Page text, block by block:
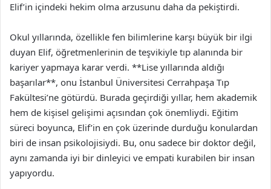
Elif’in içindeki hekim olma arzusunu daha da pekiştirdi.
Okul yıllarında, özellikle fen bilimlerine karşı büyük bir ilgi
duyan Elif, öğretmenlerinin de teşvikiyle tıp alanında bir
kariyer yapmaya karar verdi. **Lise yıllarında aldığı
başarılar**, onu İstanbul Üniversitesi Cerrahpaşa Tıp
Fakültesi’ne götürdü. Burada geçirdiği yıllar, hem akademik
hem de kişisel gelişimi açısından çok önemliydi. Eğitim
süreci boyunca, Elif’in en çok üzerinde durduğu konulardan
biri de insan psikolojisiydi. Bu, onu sadece bir doktor değil,
aynı zamanda iyi bir dinleyici ve empati kurabilen bir insan
yapıyordu.